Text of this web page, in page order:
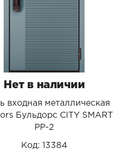
Нет в наличии
входная металлическая
Бульдорс CITY SMART
PP-2
Код: 13384